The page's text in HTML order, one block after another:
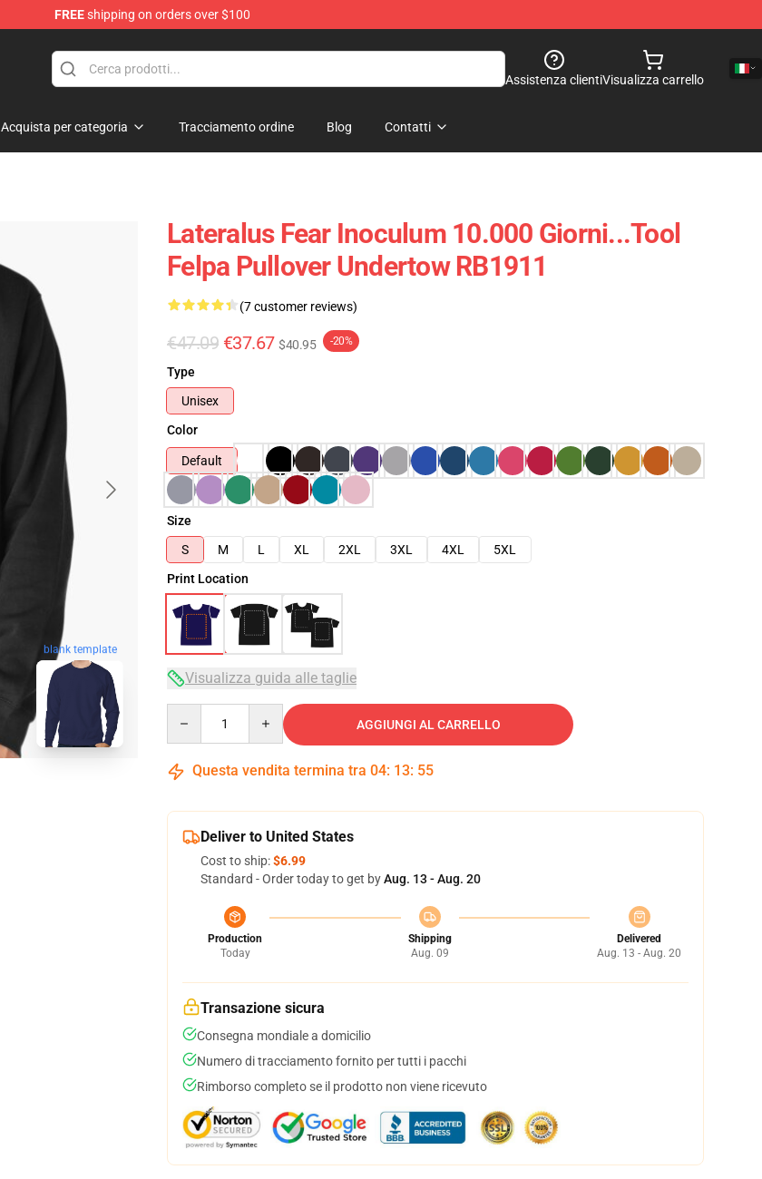
FREEshipping on orders over $100
Assistenza clientiVisualizza carrello
Acquista per categoria Tracciamento ordine Blog Contatti
blank template
Lateralus Fear Inoculum 10.000 Giorni...tool
Felpa Pullover Undertow RB1911
(7 customer reviews)
€47.09 €37.67 $40.95 -20%
Type
Unisex
Color
Default
Size
S
M L XL 2XL 3XL 4XL
5XL
Print Location
Visualizza guida alle taglie
AGGIUNGI AL CARRELLO
Questa vendita termina tra 04: 13: 54
Deliver to United States
Cost to ship:$6.99
Standard - Order today to get byAug. 13 - Aug. 20
Production
Today
Shipping
Aug. 09
Delivered
Aug. 13 - Aug. 20
Transazione sicura
Consegna mondiale a domicilio
Numero di tracciamento fornito per tutti i pacchi
Rimborso completo se il prodotto non viene ricevuto